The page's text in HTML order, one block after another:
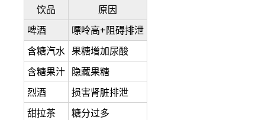
饮品
原因
啤酒
嘌呤高+阻碍排泄
含糖汽水 果糖增加尿酸
含糖果汁 隐藏果糖
烈酒
损害肾脏排泄
甜拉茶
糖分过多